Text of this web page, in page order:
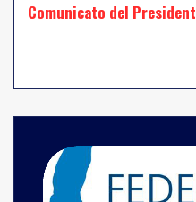
Comunicato del